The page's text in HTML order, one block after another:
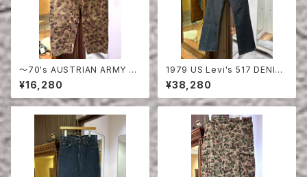
〜70's AUSTRIAN ARMY PE
A DOT CAMO FIERD PANT
S
¥16,280
1979 US Levi's 517 DENIM
PANTS DEAD STOCK
¥38,280